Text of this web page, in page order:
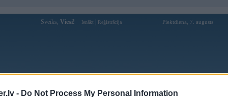
- Do Not Process My Personal Information
Sveiks, Viesi! Ienākt Reģistrācija Piektdiena, 7. augusts
Forums Galerijas Reģistrācija Lietotāji